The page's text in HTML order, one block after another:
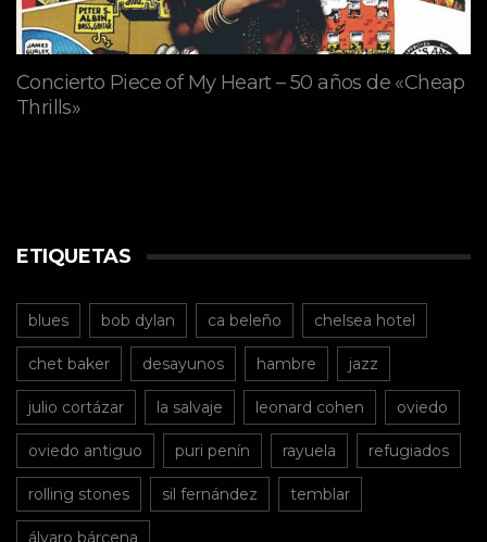
Concierto Piece of My Heart – 50 años de «Cheap
Thrills»
ETIQUETAS
blues bob dylan ca beleño chelsea hotel
chet baker desayunos hambre jazz
julio cortázar la salvaje leonard cohen oviedo
oviedo antiguo puri penín rayuela refugiados
rolling stones sil fernández temblar
álvaro bárcena